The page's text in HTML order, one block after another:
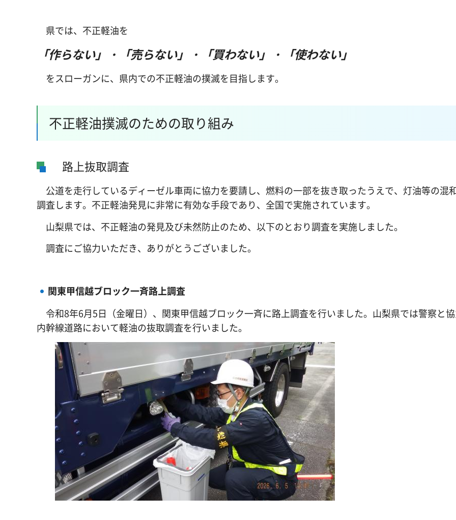
県では、不正軽油を
「作らない」・「売らない」・「買わない」・「使わない」
をスローガンに、県内での不正軽油の撲滅を目指します。
不正軽油撲滅のための取り組み
路上抜取調査
公道を走行しているディーゼル車両に協力を要請し、燃料の一部を抜き取ったうえで、灯油等の混
調査します。不正軽油発見に非常に有効な手段であり、全国で実施されています。
山梨県では、不正軽油の発見及び未然防止のため、以下のとおり調査を実施しました。
調査にご協力いただき、ありがとうございました。
関東甲信越ブロック一斉路上調査
令和8年6月5日（金曜日）、関東甲信越ブロック一斉に路上調査を行いました。山梨県では警察と
内幹線道路において軽油の抜取調査を行いました。